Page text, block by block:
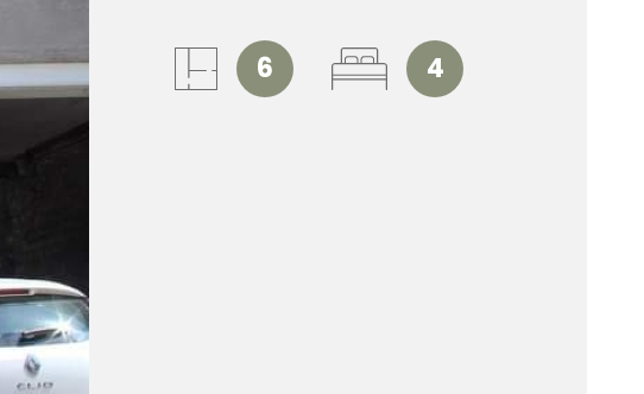
6 4